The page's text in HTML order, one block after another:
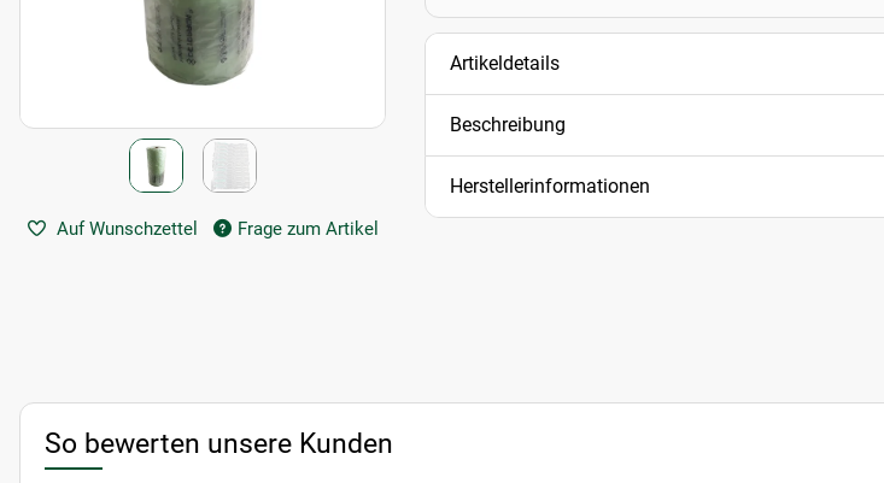
Auf Wunschzettel Frage zum Artikel
Artikeldetails
Beschreibung
Herstellerinformationen
So bewerten unsere Kunden